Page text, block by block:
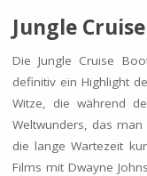
Jungle Cruise
Die Jungle Cruise
definitiv ein Highlight
Witze, die während
Weltwunders, das
die lange Wartezeit
Films mit Dwayne